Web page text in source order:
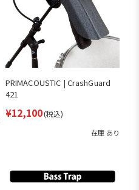
PRIMACOUSTIC | CrashGuard
421
¥12,100(税込)
在庫 あり